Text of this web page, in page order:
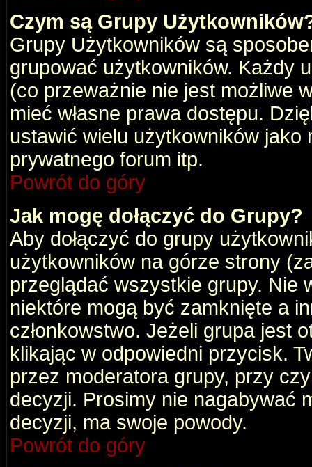
Czym są Grupy
Grupy Użytkowników są
grupować użytkowników. Każdy
(co przeważnie nie jest możliwe
mieć własne prawa dostępu.
ustawić wielu użytkowników
prywatnego forum itp.
Powrót do góry
Jak mogę dołączyć do Grupy?
Aby dołączyć do grupy
użytkowników na górze strony
przeglądać wszystkie grupy. Nie
niektóre mogą być zamknięte a
członkowstwo. Jeżeli grupa jest
klikając w odpowiedni przycisk.
przez moderatora grupy, przy
decyzji. Prosimy nie nagabywać
decyzji, ma swoje powody.
Powrót do góry